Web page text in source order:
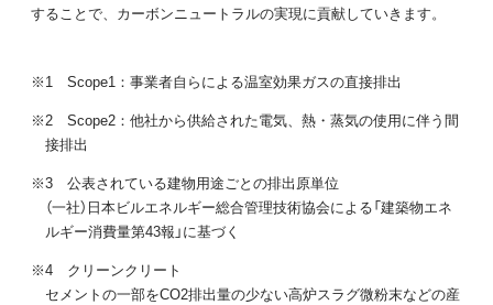
することで、カーボンニュートラルの実現に貢献していきます。
※1 Scope1：事業者自らによる温室効果ガスの直接排出
※2 Scope2：他社から供給された電気、熱・蒸気の使用に伴う間
接排出
※3 公表されている建物用途ごとの排出原単位
（一社）日本ビルエネルギー総合管理技術協会による「建築物エネ
ルギー消費量第43報」に基づく
※4 クリーンクリート
セメントの一部をCO2排出量の少ない高炉スラグ微粉末などの産